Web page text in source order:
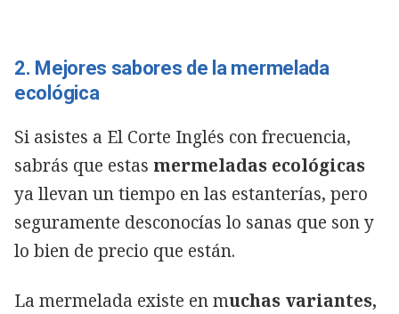
2. Mejores sabores de la mermelada
ecológica
Si asistes a El Corte Inglés con frecuencia,
sabrás que estas mermeladas ecológicas
ya llevan un tiempo en las estanterías, pero
seguramente desconocías lo sanas que son y
lo bien de precio que están.
La mermelada existe en muchas variantes,